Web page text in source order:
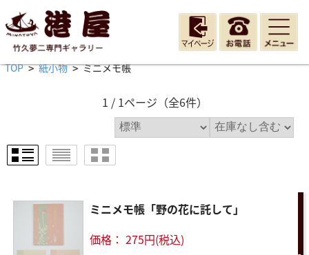
TOP > 紙小物 > ミニメモ帳
1 / 1ページ （全6件）
ミニメモ帳「野の花に託して」
価格： 275円(税込)